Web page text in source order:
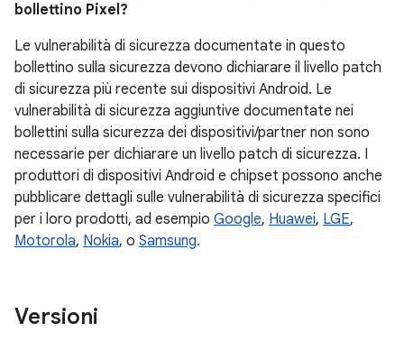
bollettino Pixel?
Le vulnerabilità di sicurezza documentate in questo
bollettino sulla sicurezza devono dichiarare il livello patch
di sicurezza più recente sui dispositivi Android. Le
vulnerabilità di sicurezza aggiuntive documentate nei
bollettini sulla sicurezza dei dispositivi/partner non sono
necessarie per dichiarare un livello patch di sicurezza. I
produttori di dispositivi Android e chipset possono anche
pubblicare dettagli sulle vulnerabilità di sicurezza specifici
per i loro prodotti, ad esempio Google, Huawei, LGE,
Motorola, Nokia, o Samsung.
Versioni